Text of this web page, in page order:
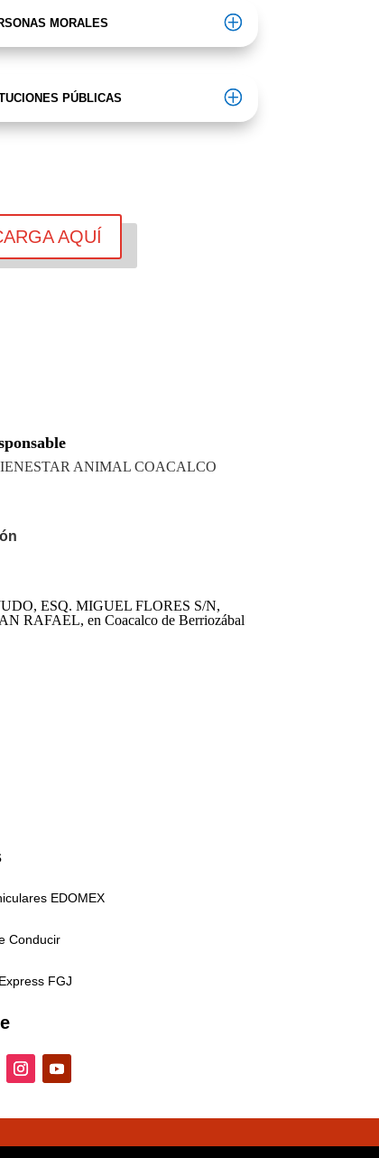
MORALES
PÚBLICAS
AQUÍ
ANIMAL COACALCO
ESQ. MIGUEL FLORES S/N,
RAFAEL, en Coacalco de Berriozábal
EDOMEX
Conducir
FGJ